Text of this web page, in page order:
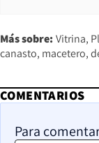
Más sobre: Vitrina
canasto macetero
COMENTARIOS
Para